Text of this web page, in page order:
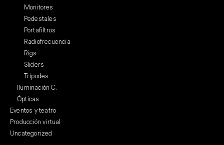
Monitores
Pedestales
Portafiltros
Radiofrecuencia
Rigs
Sliders
Trípodes
Iluminación C.
Ópticas
Eventos y teatro
Producción virtual
Uncategorized